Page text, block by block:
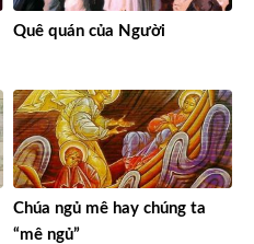
Quê quán của Người
Chúa ngủ mê hay chúng ta
“mê ngủ”